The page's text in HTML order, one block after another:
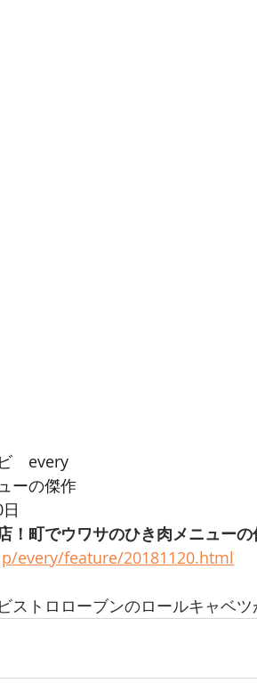
　every
ーの傑作
！町でウワサのひき肉メニューの
every/feature/20181120.html
ストロローブンのロールキャベツ